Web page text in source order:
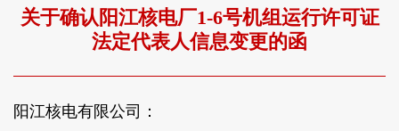
关于确认阳江核电厂1-6号机组运行许可证
法定代表人信息变更的函
阳江核电有限公司：